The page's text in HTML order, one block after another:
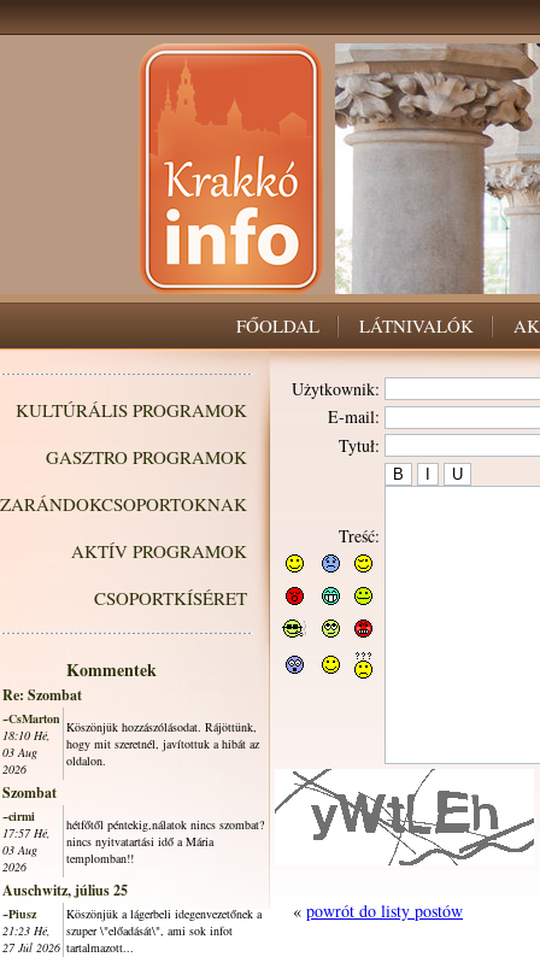
FŐOLDAL LÁTNIVALÓK
KULTÚRÁLIS PROGRAMOK
GASZTRO PROGRAMOK
ZARÁNDOKCSOPORTOKNAK
AKTÍV PROGRAMOK
CSOPORTKÍSÉRET
Kommentek
Re: Szombat
~CsMarton
18:10 Hé,
03 Aug
2026
Köszönjük hozzászólásodat. Rájöttünk,
hogy mit szeretnél, javítottuk a hibát az
oldalon.
Szombat
~cirmi
17:57 Hé,
03 Aug
2026
hétfőtől péntekig,nálatok nincs szombat?
nincs nyitvatartási idő a Mária
templomban!!
Auschwitz, július 25
~Piusz
21:23 Hé,
27 Júl 2026
Köszönjük a lágerbeli idegenvezetőnek a
szuper \"előadását\", ami sok infot
tartalmazott...
Użytkownik:
E-mail:
Tytuł:
Treść:
« powrót do listy postów